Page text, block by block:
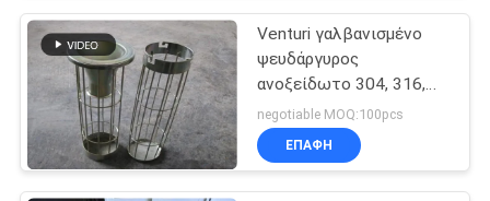
SITEMAP
PRIVACY
POLICY
Venturi γαλβανισμένο
ψευδάργυρος
ανοξείδωτο 304, 316,
316L κλουβιών φίλτρων
τσαντών φίλτρων
σκόνης
negotiable MOQ:100pcs
ΕΠΑΦΉ